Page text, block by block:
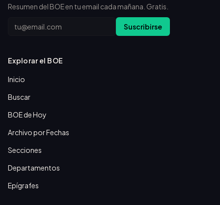
Resumen del BOE en tu email cada mañana. Gratis.
Email Suscribirse
Explorar el BOE
Inicio
Buscar
BOE de Hoy
Archivo por Fechas
Secciones
Departamentos
Epígrafes